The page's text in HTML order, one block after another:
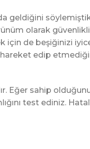
geldiğini
olarak
için de beşiğinizi
hareket edip
Eğer sahip
test ediniz.